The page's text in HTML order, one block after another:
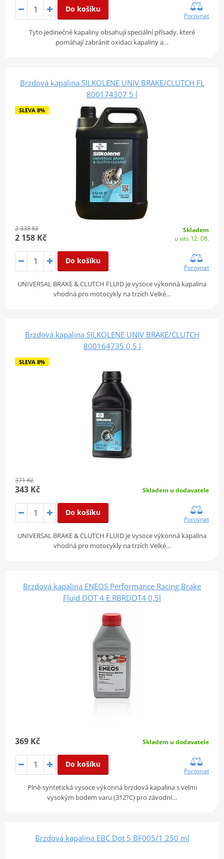
Do košíku
Porovnat
Tyto jedinečné kapaliny obsahují speciální přísady, které
pomáhají zabránit oxidaci kapaliny a…
Brzdová kapalina SILKOLENE UNIV BRAKE/CLUTCH FL
800174307 5 l
SLEVA 8%
2 338 Kč
2 158 Kč
Skladem
u vás 12. 08.
Do košíku
Porovnat
UNIVERSAL BRAKE & CLUTCH FLUID je vysoce výkonná kapalina
vhodná pro motocykly na trzích Velké…
Brzdová kapalina SILKOLENE UNIV BRAKE/CLUTCH
800164735 0,5 l
SLEVA 8%
371 Kč
343 Kč Skladem u dodavatele
Do košíku
Porovnat
UNIVERSAL BRAKE & CLUTCH FLUID je vysoce výkonná kapalina
vhodná pro motocykly na trzích Velké…
Brzdová kapalina ENEOS Performance Racing Brake
Fluid DOT 4 E.RBRDOT4 0,5l
369 Kč Skladem u dodavatele
Do košíku
Porovnat
Plně-syntetická vysoce výkonná brzdová kapalina s velmi
vysokým bodem varu (312?C) pro závodní…
Brzdová kapalina EBC Dot 5 BF005/1 250 ml